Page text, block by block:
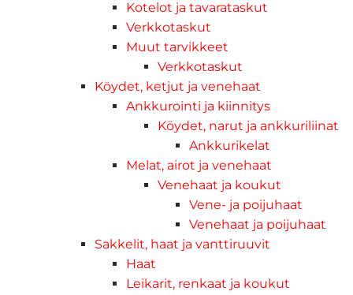
Kotelot ja tavarataskut
Verkkotaskut
Muut tarvikkeet
Verkkotaskut
Köydet, ketjut ja venehaat
Ankkurointi ja kiinnitys
Köydet, narut ja ankkuriliinat
Ankkurikelat
Melat, airot ja venehaat
Venehaat ja koukut
Vene- ja poijuhaat
Venehaat ja poijuhaat
Sakkelit, haat ja vanttiruuvit
Haat
Leikarit, renkaat ja koukut